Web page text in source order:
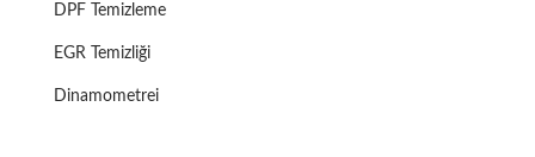
DPF Temizleme
EGR Temizliği
Dinamometrei